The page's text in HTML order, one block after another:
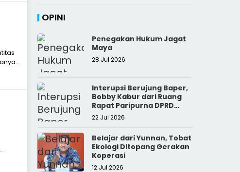
OPINI
Penegakan Hukum Jagat
Maya
28 Jul 2026
Interupsi Berujung Baper,
Bobby Kabur dari Ruang
Rapat Paripurna DPRD
Sumut
22 Jul 2026
Belajar dari Yunnan, Tobat
Ekologi Ditopang Gerakan
Koperasi
12 Jul 2026